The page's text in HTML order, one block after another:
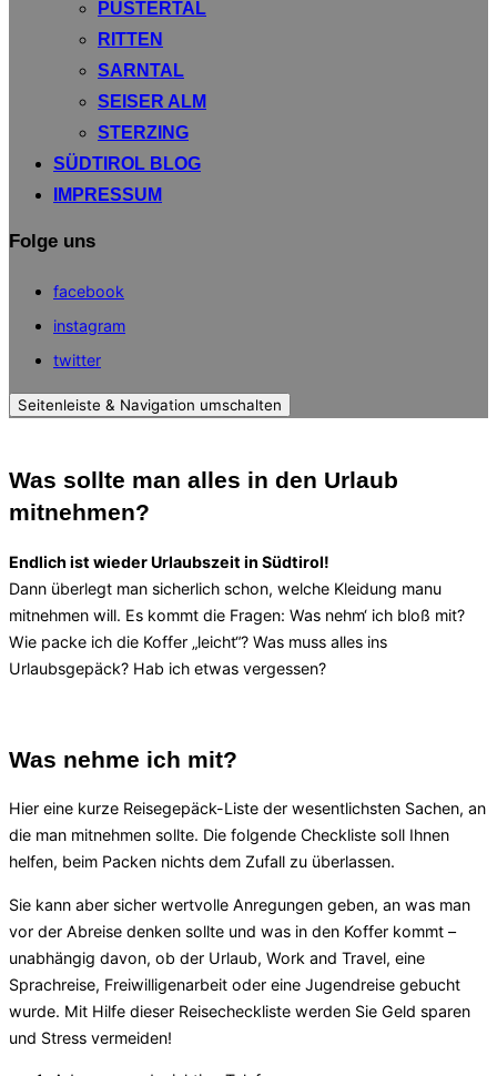
PUSTERTAL
RITTEN
SARNTAL
SEISER ALM
STERZING
SÜDTIROL BLOG
IMPRESSUM
Folge uns
facebook
instagram
twitter
Seitenleiste & Navigation umschalten
Was sollte man alles in den Urlaub
mitnehmen?
Endlich ist wieder Urlaubszeit in Südtirol!
Dann überlegt man sicherlich schon, welche Kleidung manu
mitnehmen will. Es kommt die Fragen: Was nehm‘ ich bloß mit?
Wie packe ich die Koffer „leicht“? Was muss alles ins
Urlaubsgepäck? Hab ich etwas vergessen?
Was nehme ich mit?
Hier eine kurze Reisegepäck-Liste der wesentlichsten Sachen, an
die man mitnehmen sollte. Die folgende Checkliste soll Ihnen
helfen, beim Packen nichts dem Zufall zu überlassen.
Sie kann aber sicher wertvolle Anregungen geben, an was man
vor der Abreise denken sollte und was in den Koffer kommt –
unabhängig davon, ob der Urlaub, Work and Travel, eine
Sprachreise, Freiwilligenarbeit oder eine Jugendreise gebucht
wurde. Mit Hilfe dieser Reisecheckliste werden Sie Geld sparen
und Stress vermeiden!